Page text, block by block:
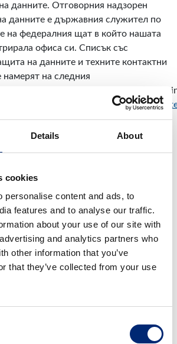
Details About
cookies
personalise content and ads, to
features and to analyse our traffic.
about your use of our site with
and analytics partners who
other information that you’ve
that they’ve collected from your use
данните. Отговорния надзорен
данните е държавния служител по
на федералния щат в който нашата
офиса си. Списък със
на данните и техните контактни
намерят на следния
DE/Infothek/
www.bfdi.bund.de/DE/Infothek/
на данните
съгласие или за изпълнението на
предадени или на трети страни в
четим формат. Ако поискате
директно на друг
да стане само ако е технически
изпращате до нас като оператор на